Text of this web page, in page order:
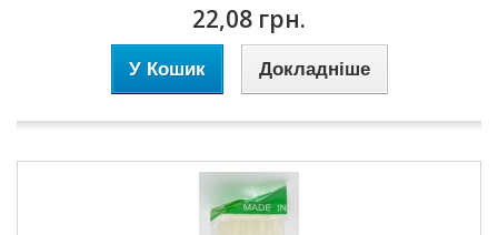
22,08 грн.
У Кошик Докладніше